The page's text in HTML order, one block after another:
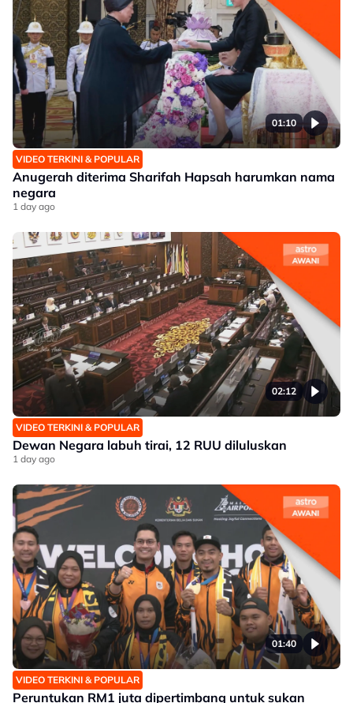
01:10
VIDEO TERKINI & POPULAR
Anugerah diterima Sharifah Hapsah harumkan nama
negara
1 day ago
02:12
VIDEO TERKINI & POPULAR
Dewan Negara labuh tirai, 12 RUU diluluskan
1 day ago
01:40
VIDEO TERKINI & POPULAR
Peruntukan RM1 juta dipertimbang untuk sukan